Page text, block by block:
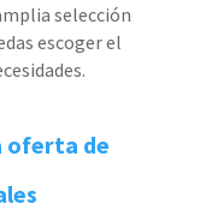
selección
escoger el
oferta de